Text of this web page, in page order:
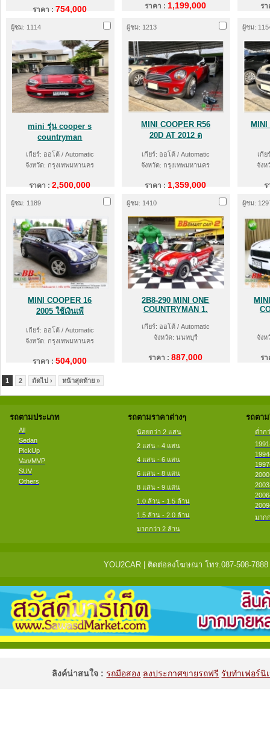
ราคา :754,000 ราคา :1,199,000 ร
ผู้ชม: 1114
mini รุ่น cooper s
countryman
เกียร์: ออโต้ / Automatic
จังหวัด: กรุงเทพมหานคร
ราคา :2,500,000
ผู้ชม: 1213
MINI COOPER R56
20D AT 2012 ด
เกียร์: ออโต้ / Automatic
จังหวัด: กรุงเทพมหานคร
ราคา : 1,359,000
ผู้ชม:
MINI
เกี
จังห
ผู้ชม: 1189
MINI COOPER 16
2005 ใช้เงินเพี
เกียร์: ออโต้ / Automatic
จังหวัด: กรุงเทพมหานคร
ราคา :504,000
ผู้ชม: 1410
2B8-290 MINI ONE
COUNTRYMAN 1.
เกียร์: ออโต้ / Automatic
จังหวัด: นนทบุรี
ราคา :887,000
ผู้ชม:
จังห
ร
1 2 ถัดไป › หน้าสุดท้าย »
รถตามประเภท
All
Sedan
PickUp
Van/MVP
SUV
Others
รถตามราคาต่างๆ
น้อยกว่า 2 แสน
2 แสน - 4 แสน
4 แสน - 6 แสน
6 แสน - 8 แสน
8 แสน - 9 แสน
1.0 ล้าน - 1.5 ล้าน
1.5 ล้าน - 2.0 ล้าน
มากกว่า 2 ล้าน
รถตา
ต่ำก
มาก
YOU2CAR | ติดต่อลงโฆษณา โทร.087-508-
ลิงค์น่าสนใจ :รถมือสอง ลงประกาศขายรถฟรี รับทำเฟอร์นิ